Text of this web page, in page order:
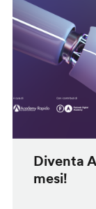
Diventa
mesi!